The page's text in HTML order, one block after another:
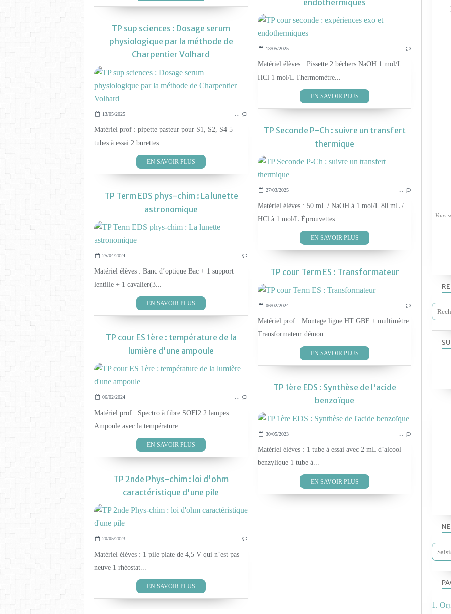
endothermiques
13/05/2025 …
Matériel élèves : Pissette 2 béchers NaOH 1 mol/L
HCl 1 mol/L Thermomètre...
EN SAVOIR PLUS
TP sup sciences : Dosage serum
physiologique par la méthode de
Charpentier Volhard
LES TP PHYS-CHIM 2019
13/05/2025 …
Matériel prof : pipette pasteur pour S1, S2, S4 5
tubes à essai 2 burettes...
EN SAVOIR PLUS
TP Seconde P-Ch : suivre un transfert
thermique
27/03/2025 …
Matériel élèves : 50 mL / NaOH à 1 mol/L 80 mL /
HCl à 1 mol/L Éprouvettes...
EN SAVOIR PLUS
TP Term EDS phys-chim : La lunette
astronomique
LES TP PHYS-CHIM 2019
25/04/2024 …
Matériel élèves : Banc d’optique Bac + 1 support
lentille + 1 cavalier(3...
EN SAVOIR PLUS
TP cour Term ES : Transformateur
06/02/2024 …
Matériel prof : Montage ligne HT GBF + multimètre
Transformateur démon...
EN SAVOIR PLUS
TP cour ES 1ère : température de la
lumière d'une ampoule
06/02/2024 …
Matériel prof : Spectro à fibre SOFI2 2 lampes
Ampoule avec la température...
EN SAVOIR PLUS
TP 1ère EDS : Synthèse de l'acide
benzoïque
30/05/2023 …
Matériel élèves : 1 tube à essai avec 2 mL d’alcool
benzylique 1 tube à...
EN SAVOIR PLUS
TP 2nde Phys-chim : loi d'ohm
caractéristique d'une pile
20/05/2023 …
Matériel élèves : 1 pile plate de 4,5 V qui n’est pas
neuve 1 rhéostat...
EN SAVOIR PLUS
1.
Vous